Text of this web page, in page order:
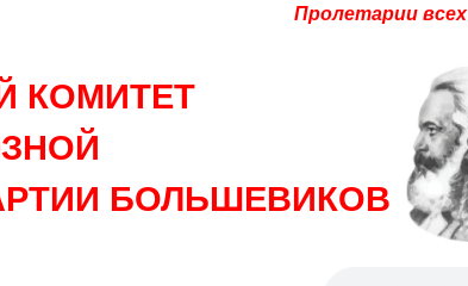
Пролетарии
КОМИТЕТ
БОЛЬШЕВИКОВ